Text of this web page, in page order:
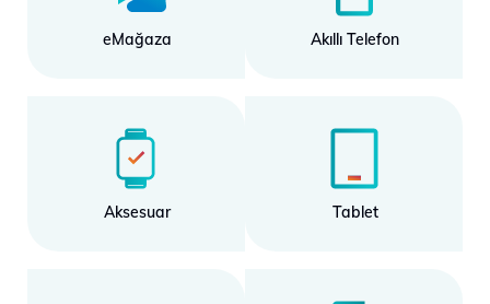
eMağaza Akıllı Telefon
Aksesuar Tablet